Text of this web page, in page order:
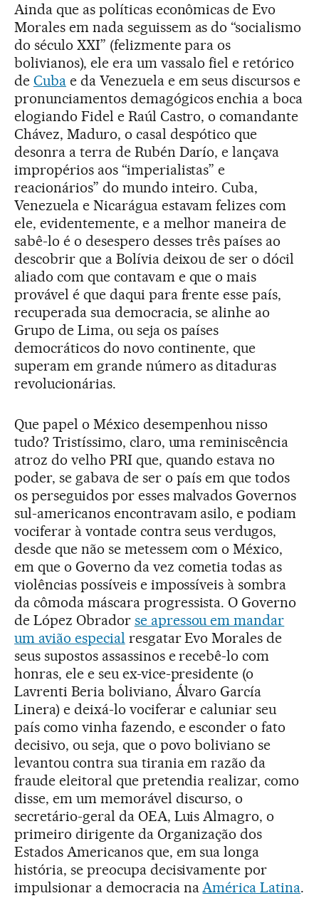
Ainda que as políticas econômicas de Evo
Morales em nada seguissem as do “socialismo
do século XXI” (felizmente para os
bolivianos), ele era um vassalo fiel e retórico
de Cubae da Venezuela e em seus discursos e
pronunciamentos demagógicos enchia a boca
elogiando Fidel e Raúl Castro, o comandante
Chávez, Maduro, o casal despótico que
desonra a terra de Rubén Darío, e lançava
impropérios aos “imperialistas” e
reacionários” do mundo inteiro. Cuba,
Venezuela e Nicarágua estavam felizes com
ele, evidentemente, e a melhor maneira de
sabê-lo é o desespero desses três países ao
descobrir que a Bolívia deixou de ser o dócil
aliado com que contavam e que o mais
provável é que daqui para frente esse país,
recuperada sua democracia, se alinhe ao
Grupo de Lima, ou seja os países
democráticos do novo continente, que
superam em grande número as ditaduras
revolucionárias.
Que papel o México desempenhou nisso
tudo? Tristíssimo, claro, uma reminiscência
atroz do velho PRI que, quando estava no
poder, se gabava de ser o país em que todos
os perseguidos por esses malvados Governos
sul-americanos encontravam asilo, e podiam
vociferar à vontade contra seus verdugos,
desde que não se metessem com o México,
em que o Governo da vez cometia todas as
violências possíveis e impossíveis à sombra
da cômoda máscara progressista. O Governo
de López Obrador se apressou em mandar
um avião especial resgatar Evo Morales de
seus supostos assassinos e recebê-lo com
honras, ele e seu ex-vice-presidente (o
Lavrenti Beria boliviano, Álvaro García
Linera) e deixá-lo vociferar e caluniar seu
país como vinha fazendo, e esconder o fato
decisivo, ou seja, que o povo boliviano se
levantou contra sua tirania em razão da
fraude eleitoral que pretendia realizar, como
disse, em um memorável discurso, o
secretário-geral da OEA, Luis Almagro, o
primeiro dirigente da Organização dos
Estados Americanos que, em sua longa
história, se preocupa decisivamente por
impulsionar a democracia naAmérica Latina.